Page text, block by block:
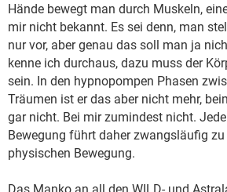
Hände bewegt man durch Muskeln,
mir nicht bekannt. Es sei denn, man
nur vor, aber genau das soll man ja
kenne ich durchaus, dazu muss der
sein. In den hypnopompen Phasen
Träumen ist er das aber nicht mehr,
gar nicht. Bei mir zumindest nicht.
Bewegung führt daher zwangsläufig zu
physischen Bewegung.
Das Manko an all den WILD- und